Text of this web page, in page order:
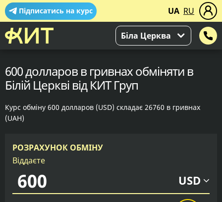
Підписатись на курс UA RU
Біла Церква
600 долларов в гривнах обміняти в
Білій Церкві від КИТ Груп
Курс обміну 600 долларов (USD) складає 26760 в гривнах
(UAH)
РОЗРАХУНОК ОБМІНУ
Віддаєте
USD